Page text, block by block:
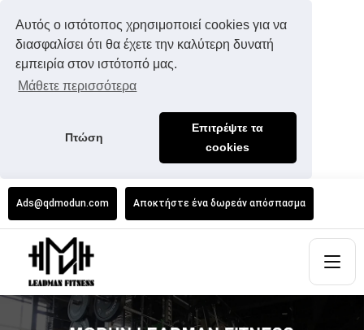
Αυτός ο ιστότοπος χρησιμοποιεί cookies για να
διασφαλίσει ότι θα έχετε την καλύτερη δυνατή
εμπειρία στον ιστότοπό μας.
Μάθετε περισσότερα
Πτώση
Επιτρέψτε τα
cookies
Ads@qdmodun.com Αποκτήστε ένα δωρεάν απόσπασμα